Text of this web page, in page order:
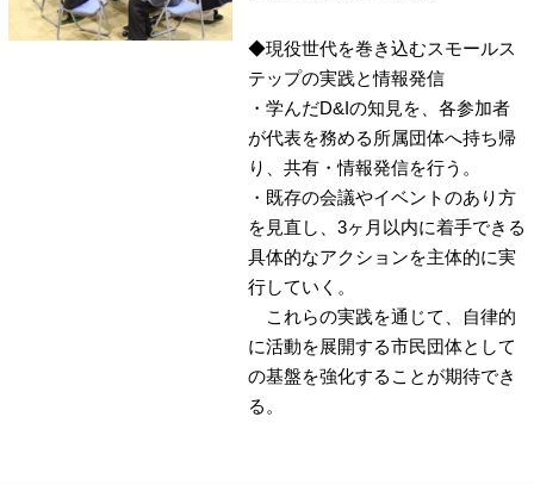
◆現役世代を巻き込むスモールス
テップの実践と情報発信
・学んだD&Iの知見を、各参加者
が代表を務める所属団体へ持ち帰
り、共有・情報発信を行う。
・既存の会議やイベントのあり方
を見直し、3ヶ月以内に着手できる
具体的なアクションを主体的に実
行していく。
これらの実践を通じて、自律的
に活動を展開する市民団体として
の基盤を強化することが期待でき
る。